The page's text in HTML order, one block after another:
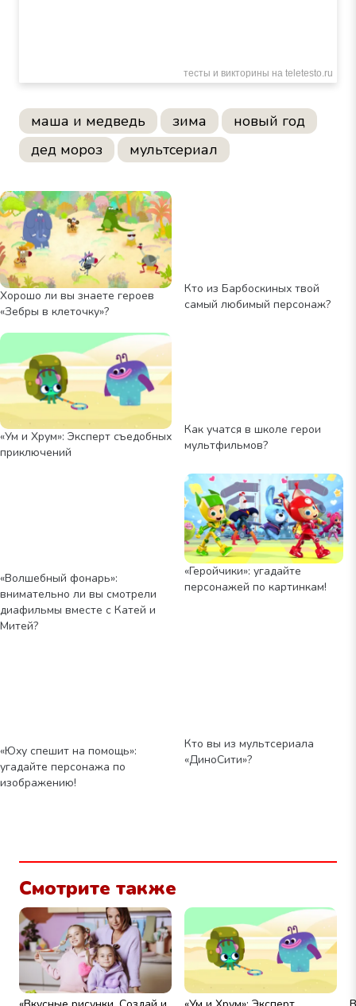
маша и медведь зима
новый год
дед мороз
мультсериал
Хорошо ли вы знаете героев
«Зебры в клеточку»?
Кто из Барбоскиных твой
самый любимый персонаж?
«Ум и Хрум»: Эксперт съедобных
приключений
Как учатся в школе герои
мультфильмов?
«Волшебный фонарь»:
внимательно ли вы смотрели
диафильмы вместе с Катей и
Митей?
«Геройчики»: угадайте
персонажей по картинкам!
«Юху спешит на помощь»:
угадайте персонажа по
изображению!
Кто вы из мультсериала
«ДиноСити»?
Смотрите также